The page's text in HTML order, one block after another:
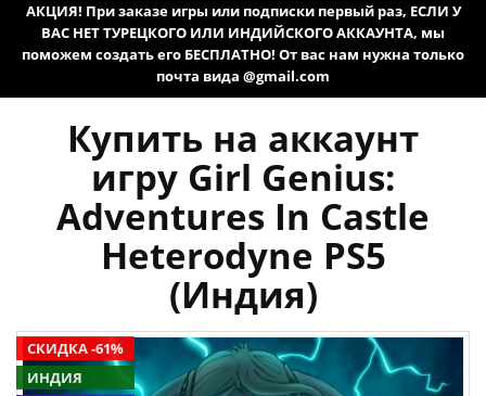
АКЦИЯ! При заказе игры или подписки первый раз, ЕСЛИ У
ВАС НЕТ ТУРЕЦКОГО ИЛИ ИНДИЙСКОГО АККАУНТА, мы
поможем создать его БЕСПЛАТНО! От вас нам нужна только
почта вида @gmail.com
Купить на аккаунт
игру Girl Genius:
Adventures In Castle
Heterodyne PS5
(Индия)
СКИДКА -61%
ИНДИЯ